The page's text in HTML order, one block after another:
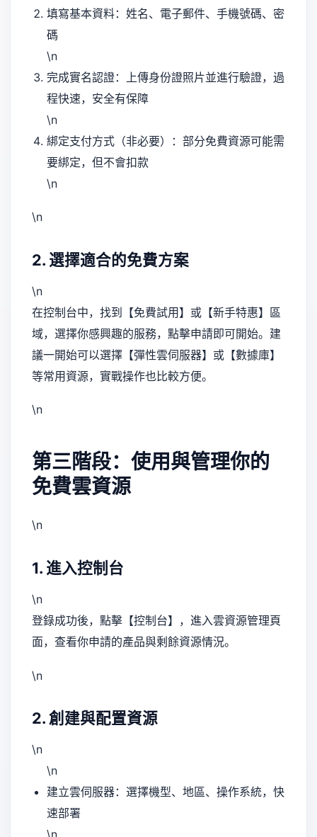
填寫基本資料：姓名、電子郵件、手機號碼、密
碼
\n
完成實名認證：上傳身份證照片並進行驗證，過
程快速，安全有保障
\n
綁定支付方式（非必要）：部分免費資源可能需
要綁定，但不會扣款
\n
\n
2. 選擇適合的免費方案
\n
在控制台中，找到【免費試用】或【新手特惠】區
域，選擇你感興趣的服務，點擊申請即可開始。建
議一開始可以選擇【彈性雲伺服器】或【數據庫】
等常用資源，實戰操作也比較方便。
\n
第三階段：使用與管理你的
免費雲資源
\n
1. 進入控制台
\n
登錄成功後，點擊【控制台】，進入雲資源管理頁
面，查看你申請的產品與剩餘資源情況。
\n
2. 創建與配置資源
\n
\n
建立雲伺服器：選擇機型、地區、操作系統，快
速部署